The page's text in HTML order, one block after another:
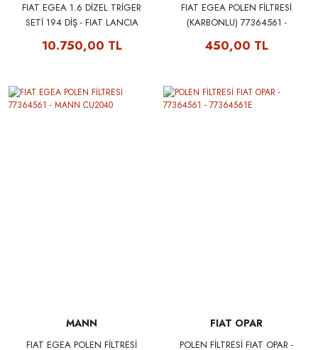
FIAT EGEA 1.6 DİZEL TRİGER
SETİ 194 DİŞ - FIAT LANCIA
10.750,00 TL
FIAT EGEA POLEN FİLTRESİ
(KARBONLU) 77364561 -
450,00 TL
MANN
FIAT EGEA POLEN FİLTRESİ
FIAT OPAR
POLEN FİLTRESİ FIAT OPAR -